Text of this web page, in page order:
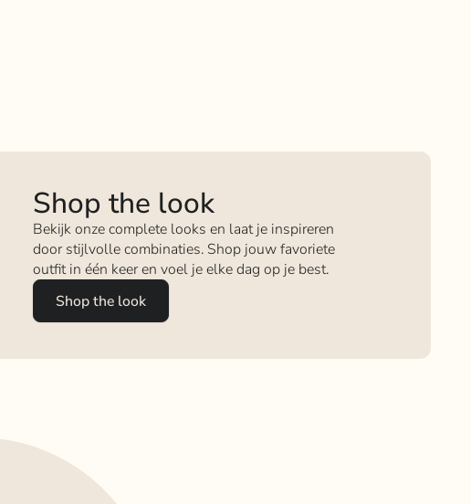
Shop the look
Bekijk onze complete looks en laat je inspireren
door stijlvolle combinaties. Shop jouw favoriete
outfit in één keer en voel je elke dag op je best.
Shop the look